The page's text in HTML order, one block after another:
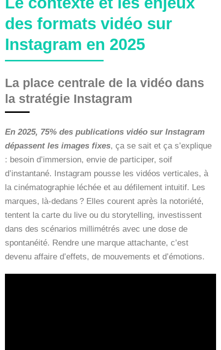
des formats vidéo sur
Instagram en 2025
La place centrale de la vidéo dans
la stratégie Instagram
En 2025, 75% des publications vidéo sur Instagram
dépassent les images fixes, ça se sait et ça s’explique
: besoin d’immersion, envie de participer, soif
d’instantané. Instagram pousse les vidéos verticales, à
la cinématographie léchée et au défilement intuitif. Les
marques, là-dedans ? Elles courent après la notoriété,
tentent la carte du live ou du storytelling, investissent
dans des scénarios millimétrés avec une dose de
spontanéité. Rendre une marque attachante, c’est
devenu affaire d’effets, de mouvements et d’émotions.